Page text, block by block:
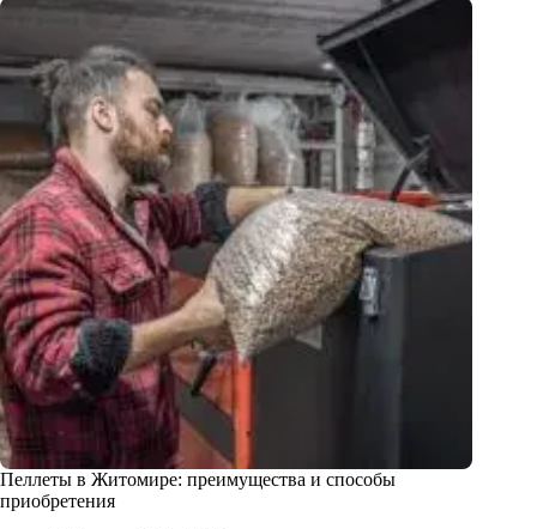
Пеллеты в Житомире: преимущества и способы
приобретения